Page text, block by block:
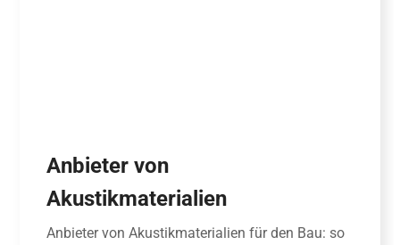
Anbieter von
Akustikmaterialien
Anbieter von Akustikmaterialien für den Bau: so